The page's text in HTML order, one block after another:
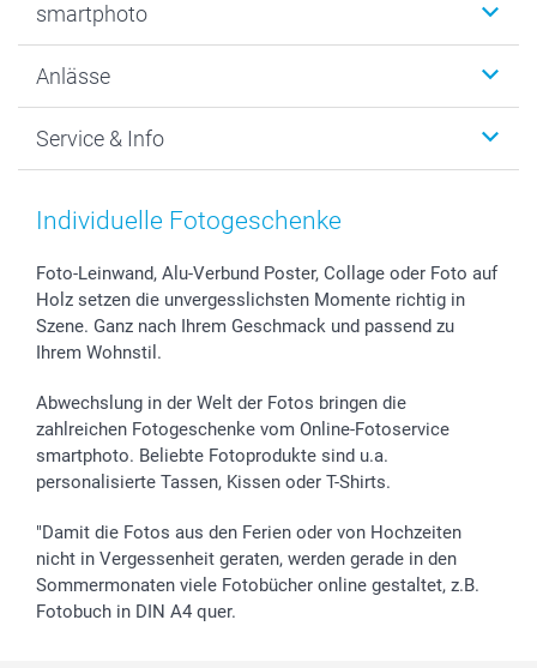
Fotogeschenke
MyNameBook
Fotoabzüge, Fotos als Buch & Poster
Zubehör & Material
Sticker & Etiketten
Geschenk-Gutscheine (PDF)
smartphoto
Warum smartphoto
Datenschutz
AGB
Presse
Partnerprogramme
Investor Relations
Widerrufsrecht
Anlässe
Neujahr
Muttertag
Kommunion & Konfirmation
Hochzeit
Geburtstag
Zu allen Anlässen
Service & Info
Anmelden /Registrieren
Lieferfristen
72h Lieferung
Zahlungsmöglichkeiten
Status der Bestellung
smartfriends
smartgarantie
smartbonus
Individuelle Fotogeschenke
Foto-Leinwand, Alu-Verbund Poster, Collage oder Foto auf
Holz setzen die unvergesslichsten Momente richtig in
Szene. Ganz nach Ihrem Geschmack und passend zu
Ihrem Wohnstil.
Abwechslung in der Welt der Fotos bringen die
zahlreichen Fotogeschenke vom Online-Fotoservice
smartphoto. Beliebte Fotoprodukte sind u.a.
personalisierte Tassen, Kissen oder T-Shirts.
"Damit die Fotos aus den Ferien oder von Hochzeiten
nicht in Vergessenheit geraten, werden gerade in den
Sommermonaten viele Fotobücher online gestaltet, z.B.
Fotobuch in DIN A4 quer.